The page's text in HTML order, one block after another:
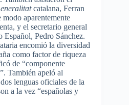
catalana, Ferran
modo aparentemente
, y el secretario general
Español, Pedro Sánchez.
encomió la diversidad
como factor de riqueza
de “componente
. También apeló al
dos lenguas oficiales de la
a la vez “españolas y